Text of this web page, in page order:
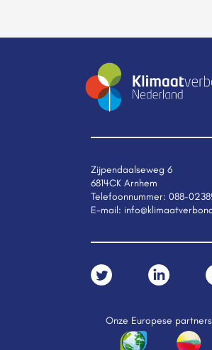
Zijpendaalseweg 6
6814CK Arnhem
Telefoonnummer: 088-
E-mail:
Onze Europese partners